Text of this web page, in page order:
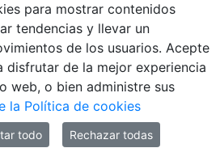
de Donostia / San Sebastián
Sebastián
para mostrar contenidos
tendencias y llevar un
de los usuarios. Acepte
disfrutar de la mejor experiencia
web, o bien administre sus
la Política de cookies
todo Rechazar todas